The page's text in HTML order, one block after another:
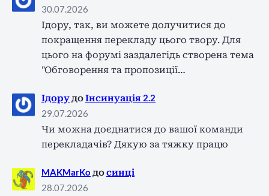
30.07.2026
Ідору, так, ви можете долучитися до
покращення перекладу цього твору. Для
цього на форумі заздалегідь створена тема
"Обговорення та пропозиції…
Ідору доІнсинуація 2.2
29.07.2026
Чи можна доєднатися до вашої команди
перекладачів? Дякую за тяжку працю
MAKMarKo досинці
28.07.2026